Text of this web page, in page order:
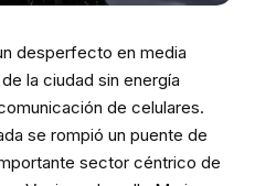
desperfecto en media
la ciudad sin energía
de celulares.
se rompió un puente de
sector céntrico de